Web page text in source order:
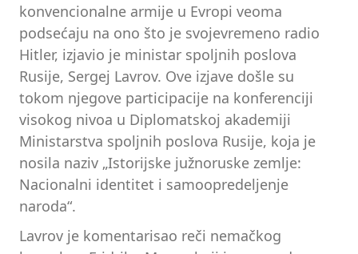
konvencionalne armije u Evropi veoma
podsećaju na ono što je svojevremeno radio
Hitler, izjavio je ministar spoljnih poslova
Rusije, Sergej Lavrov. Ove izjave došle su
tokom njegove participacije na konferenciji
visokog nivoa u Diplomatskoj akademiji
Ministarstva spoljnih poslova Rusije, koja je
nosila naziv „Istorijske južnoruske zemlje:
Nacionalni identitet i samoopredeljenje
naroda“.
Lavrov je komentarisao reči nemačkog